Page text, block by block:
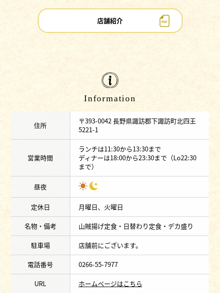
店舗紹介
Information
住所
〒393-0042 長野県諏訪郡下諏訪町北四王
5221-1
営業時間
ランチは11:30から13:30まで
ディナーは18:00から23:30まで（Lo22:30
まで）
昼夜
定休日 月曜日、火曜日
名物・備考 山賊揚げ定食・日替わり定食・デカ盛り
駐車場 店舗前にございます。
電話番号 0266-55-7977
URL ホームページはこちら